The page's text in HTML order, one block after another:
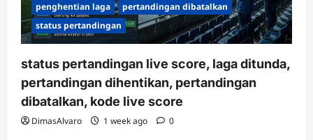
penghentian laga
pertandingan dibatalkan
status pertandingan
status pertandingan live score, laga ditunda,
pertandingan dihentikan, pertandingan
dibatalkan, kode live score
DimasAlvaro 1 week ago 0